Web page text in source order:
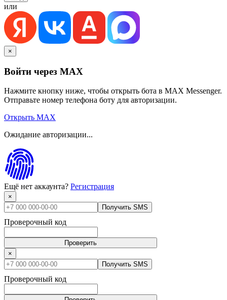
или
×
Войти через MAX
Нажмите кнопку ниже, чтобы открыть бота в MAX Messenger.
Отправьте номер телефона боту для авторизации.
Открыть MAX
Ожидание авторизации...
Ещё нет аккаунта? Регистрация
×
Получить SMS
Проверочный код
Проверить
×
Получить SMS
Проверочный код